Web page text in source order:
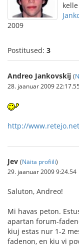
2009
Postitused: 3
Andreo Jankovskij (
28. jaanuar 2009
http://
Jev (Näita profiili)
29. jaanuar 2009 9:24.54
Saluton, Andreo!
Mi havas peton.
apartan forum-
kiuj estas nur 1-2
fadenon, en kiu vi